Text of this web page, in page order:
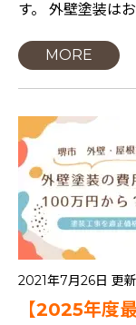
す。 外壁塗装は
MORE
2021年7月26日 更新
【2025年度